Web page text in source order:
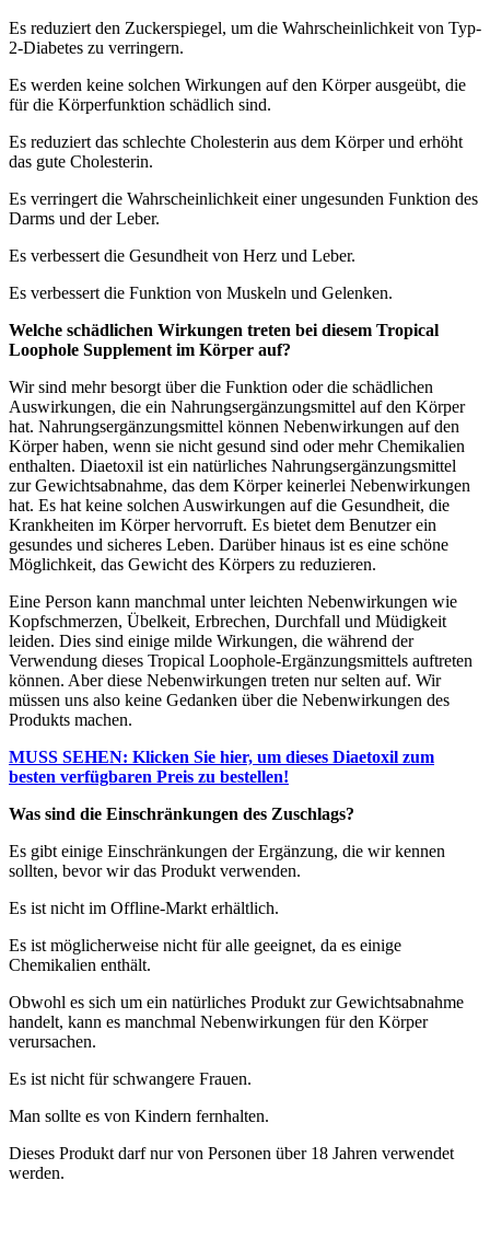
Es reduziert den Zuckerspiegel, um die Wahrscheinlichkeit von Typ-
2-Diabetes zu verringern.
Es werden keine solchen Wirkungen auf den Körper ausgeübt, die
für die Körperfunktion schädlich sind.
Es reduziert das schlechte Cholesterin aus dem Körper und erhöht
das gute Cholesterin.
Es verringert die Wahrscheinlichkeit einer ungesunden Funktion des
Darms und der Leber.
Es verbessert die Gesundheit von Herz und Leber.
Es verbessert die Funktion von Muskeln und Gelenken.
Welche schädlichen Wirkungen treten bei diesem Tropical
Loophole Supplement im Körper auf?
Wir sind mehr besorgt über die Funktion oder die schädlichen
Auswirkungen, die ein Nahrungsergänzungsmittel auf den Körper
hat. Nahrungsergänzungsmittel können Nebenwirkungen auf den
Körper haben, wenn sie nicht gesund sind oder mehr Chemikalien
enthalten. Diaetoxil ist ein natürliches Nahrungsergänzungsmittel
zur Gewichtsabnahme, das dem Körper keinerlei Nebenwirkungen
hat. Es hat keine solchen Auswirkungen auf die Gesundheit, die
Krankheiten im Körper hervorruft. Es bietet dem Benutzer ein
gesundes und sicheres Leben. Darüber hinaus ist es eine schöne
Möglichkeit, das Gewicht des Körpers zu reduzieren.
Eine Person kann manchmal unter leichten Nebenwirkungen wie
Kopfschmerzen, Übelkeit, Erbrechen, Durchfall und Müdigkeit
leiden. Dies sind einige milde Wirkungen, die während der
Verwendung dieses Tropical Loophole-Ergänzungsmittels auftreten
können. Aber diese Nebenwirkungen treten nur selten auf. Wir
müssen uns also keine Gedanken über die Nebenwirkungen des
Produkts machen.
MUSS SEHEN: Klicken Sie hier, um dieses Diaetoxil zum
besten verfügbaren Preis zu bestellen!
Was sind die Einschränkungen des Zuschlags?
Es gibt einige Einschränkungen der Ergänzung, die wir kennen
sollten, bevor wir das Produkt verwenden.
Es ist nicht im Offline-Markt erhältlich.
Es ist möglicherweise nicht für alle geeignet, da es einige
Chemikalien enthält.
Obwohl es sich um ein natürliches Produkt zur Gewichtsabnahme
handelt, kann es manchmal Nebenwirkungen für den Körper
verursachen.
Es ist nicht für schwangere Frauen.
Man sollte es von Kindern fernhalten.
Dieses Produkt darf nur von Personen über 18 Jahren verwendet
werden.